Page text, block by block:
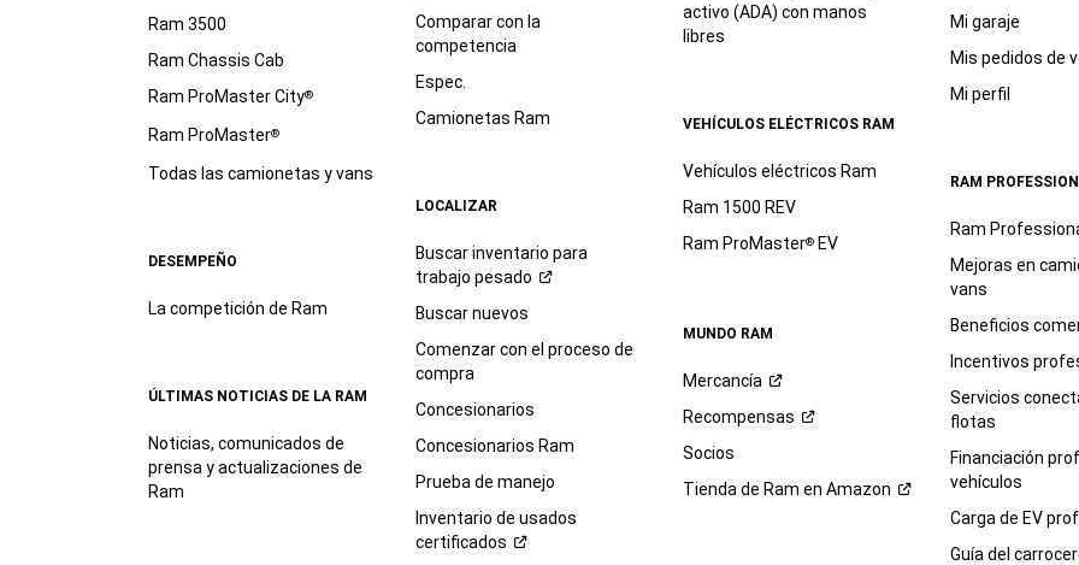
Ram 3500
Ram Chassis Cab
Ram ProMaster City®
Ram ProMaster®
Todas las camionetas y vans
DESEMPEÑO
La competición de Ram
ÚLTIMAS NOTICIAS DE LA RAM
Noticias, comunicados de
prensa y actualizaciones de
Ram
Comparar con la
competencia
Espec.
Camionetas Ram
LOCALIZAR
Buscar inventario para
trabajo pesado
Buscar nuevos
Comenzar con el proceso de
compra
Concesionarios
Concesionarios Ram
Prueba de manejo
Inventario de usados
certificados
activo (ADA) con manos
libres
VEHÍCULOS ELÉCTRICOS RAM
Vehículos eléctricos Ram
Ram 1500 REV
Ram ProMaster®EV
MUNDO RAM
Mercancía
Recompensas
Socios
Tienda de Ram en Amazon
Mi garaje
Mis pedidos de
Mi perfil
RAM
Ram
Mejoras en
vans
Beneficios
Incentivos
Servicios
flotas
Financiación
vehículos
Carga de EV
Guía del